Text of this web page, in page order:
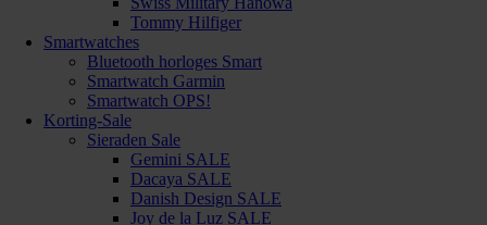
Tommy Hilfiger
Smartwatches
Bluetooth horloges Smart
Smartwatch Garmin
Smartwatch OPS!
Korting-Sale
Sieraden Sale
Gemini SALE
Dacaya SALE
Danish Design SALE
Joy de la Luz SALE